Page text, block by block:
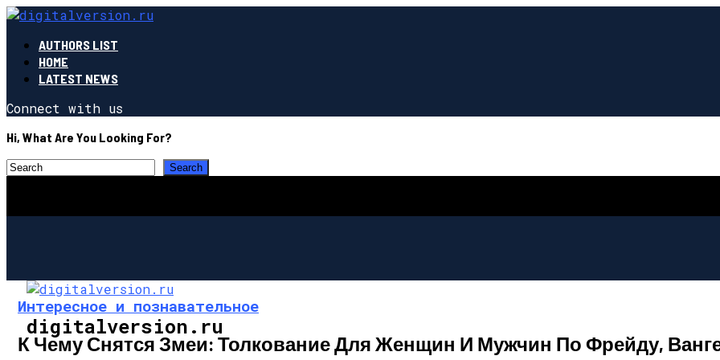
AUTHORS LIST
HOME
LATEST NEWS
Connect with us
Hi, What Are You Looking For?
digitalversion.ru
Интересное и познавательное
К Чему Снятся Змеи: Толкование Для Женщин И Мужчин По Фрейду,